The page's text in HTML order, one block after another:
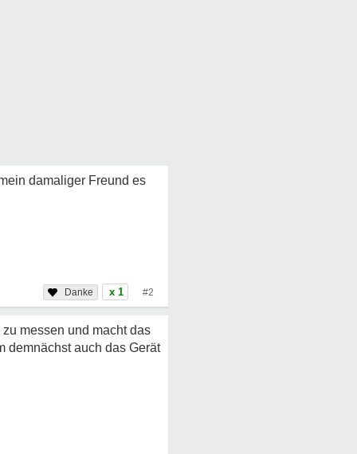
damaliger Freund es
x 1 #2
messen und macht das
demnächst auch das Gerät